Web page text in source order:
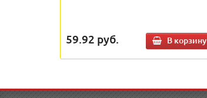
59.92 руб. В корзину